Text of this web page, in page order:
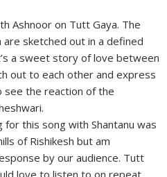
Ashnoor on Tutt Gaya. The
sketched out in a defined
a sweet story of love between
out to each other and express
see the reaction of the
for this song with Shantanu was
of Rishikesh but am
by our audience. Tutt